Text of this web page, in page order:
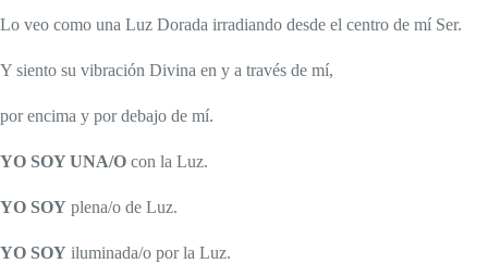
Lo veo como una Luz Dorada irradiando desde el centro de mí Ser.
Y siento su vibración Divina en y a través de mí,
por encima y por debajo de mí.
YO SOY UNA/O con la Luz.
YO SOY plena/o de Luz.
YO SOY iluminada/o por la Luz.